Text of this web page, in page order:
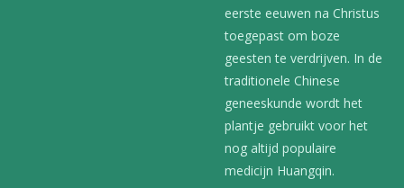
eerste eeuwen na Christus
toegepast om boze
geesten te verdrijven. In de
traditionele Chinese
geneeskunde wordt het
plantje gebruikt voor het
nog altijd populaire
medicijn Huangqin.